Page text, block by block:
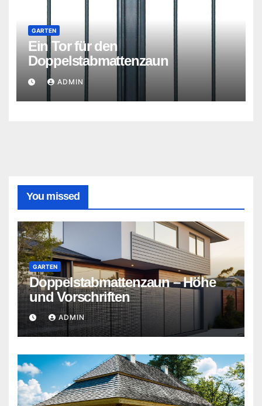
GARTEN
Ein Tor für den
Doppelstabmattenzaun
ADMIN
You missed
GARTEN
Doppelstabmattenzaun – Höhe
und Vorschriften
ADMIN